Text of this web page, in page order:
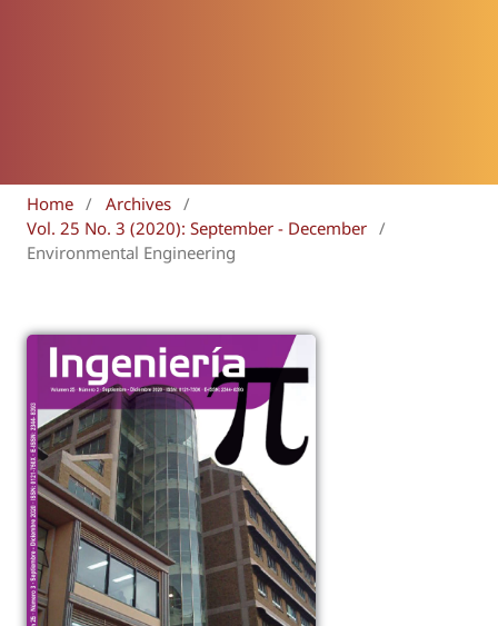
Home / Archives /
Vol. 25 No. 3 (2020): September - December /
Environmental Engineering